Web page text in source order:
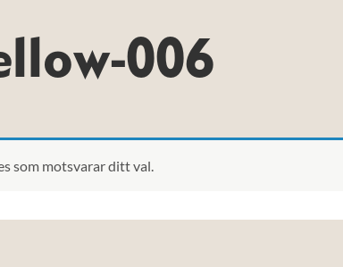
006
som motsvarar ditt val.